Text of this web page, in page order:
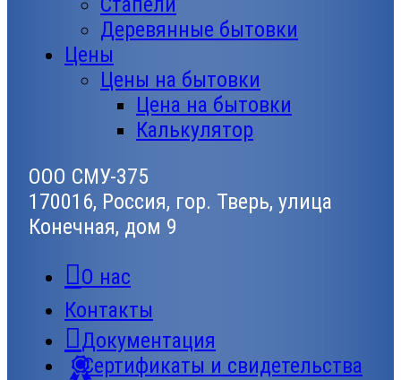
Деревянные бытовки
Цены
Цены на бытовки
Цена на бытовки
Калькулятор
ООО СМУ-375
170016, Россия, гор. Тверь, улица
Конечная, дом 9
О нас
Контакты
Документация
Сертификаты и свидетельства